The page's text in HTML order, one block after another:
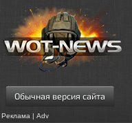
Обычная версия сайта
Реклама | Adv